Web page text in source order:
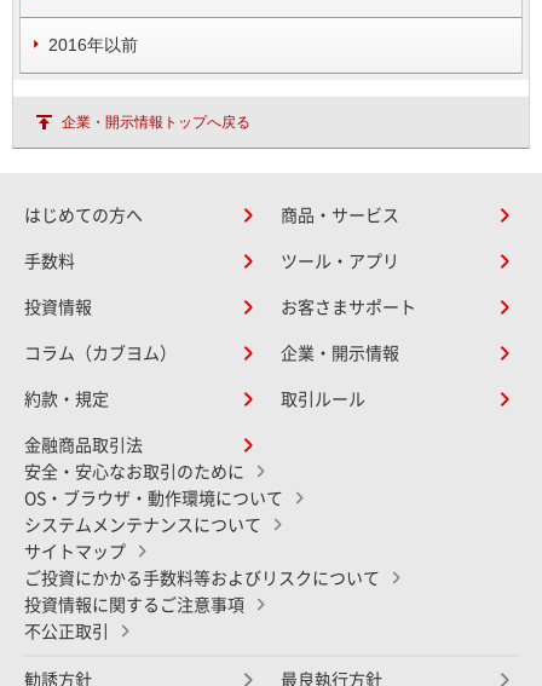
2016年以前
企業・開示情報トップへ戻る
はじめての方へ 商品・サービス
手数料 ツール・アプリ
投資情報 お客さまサポート
コラム（カブヨム） 企業・開示情報
約款・規定 取引ルール
金融商品取引法
安全・安心なお取引のために
OS・ブラウザ・動作環境について
システムメンテナンスについて
サイトマップ
ご投資にかかる手数料等およびリスクについて
投資情報に関するご注意事項
不公正取引
勧誘方針 最良執行方針